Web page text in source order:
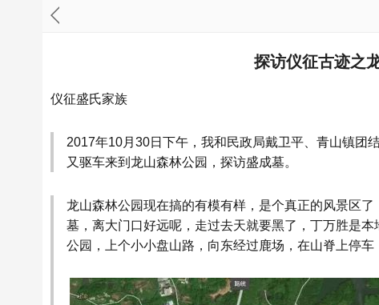
探访仪征古迹之
仪征盛氏家族
2017年10月30日下午，我和民政局戴卫平、青山镇团
又驱车来到龙山森林公园，探访盛成墓。
龙山森林公园现在搞的有模有样，是个真正的风景区
墓，离大门口好远呢，走过去天就要黑了，丁万胜是
公园，上个小小盘山路，向东经过鹿场，在山脊上停车